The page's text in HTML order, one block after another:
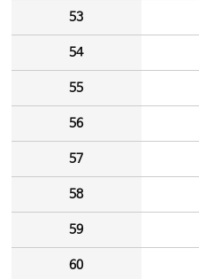
53
54
55
56
57
58
59
60